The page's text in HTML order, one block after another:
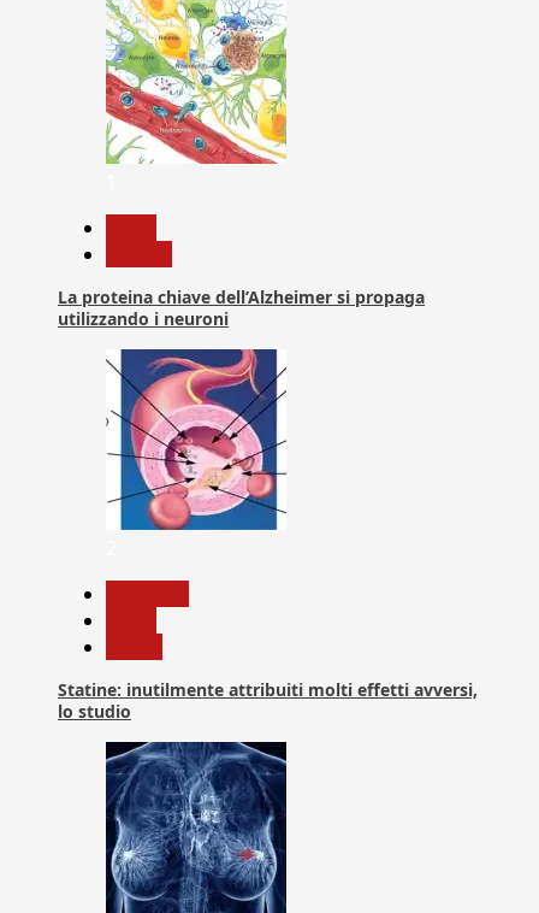
La proteina chiave dell’Alzheimer si propaga
utilizzando i neuroni
Statine: inutilmente attribuiti molti effetti avversi,
lo studio